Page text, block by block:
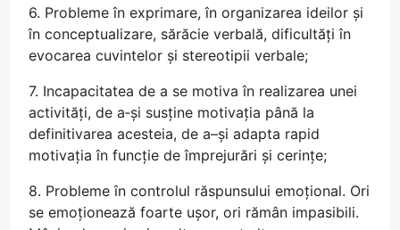
6. Probleme în exprimare, în organizarea ideilor și
în conceptualizare, sărăcie verbală, dificultăți în
evocarea cuvintelor și stereotipii verbale;
7. Incapacitatea de a se motiva în realizarea unei
activități, de a‑și susține motivația până la
definitivarea acesteia, de a–și adapta rapid
motivația în funcție de împrejurări și cerințe;
8. Probleme în controlul răspunsului emoțional. Ori
se emoționează foarte ușor, ori rămân impasibili.